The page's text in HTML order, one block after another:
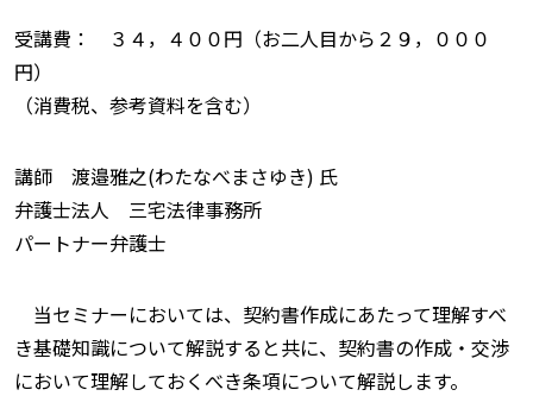
受講費： ３４，４００円（お二人目から２９，０００
円）
（消費税、参考資料を含む）
講師 渡邉雅之(わたなべまさゆき) 氏
弁護士法人 三宅法律事務所
パートナー弁護士
当セミナーにおいては、契約書作成にあたって理解すべ
き基礎知識について解説すると共に、契約書の作成・交渉
において理解しておくべき条項について解説します。